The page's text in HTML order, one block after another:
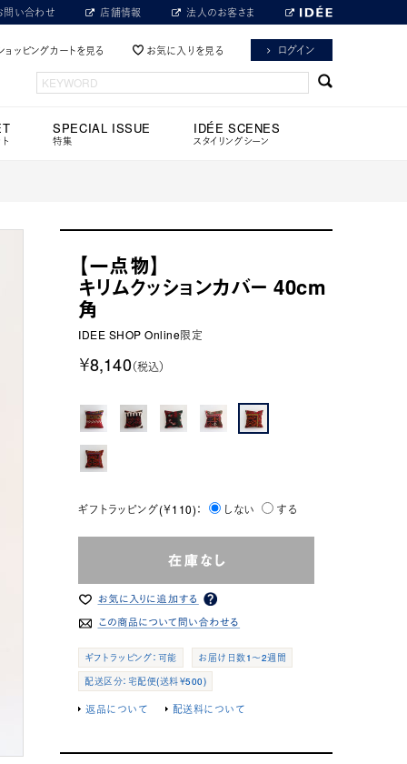
問い合わせ 店舗情報 法人のお客さま
ョッピングカートを見る お気に入りを見る ログイン
SPECIAL ISSUE
特集
IDÉE SCENES
スタイリングシーン
【一点物】
キリムクッションカバー 40cm
角
IDEE SHOP Online限定
￥8,140（税込）
ギフトラッピング(￥110)： しない する
ギフトラッピング：可能
お届け日数1～2週間
配送区分：宅配便(送料￥500)
返品について 配送料について